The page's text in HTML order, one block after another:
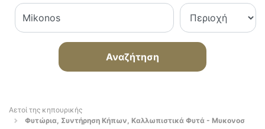
Αναζήτηση
Αετοί της κηπουρικής
Φυτώρια, Συντήρηση Κήπων, Καλλωπιστικά Φυτά - Μυκονοσ